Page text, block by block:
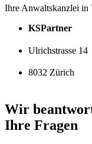
Ihre Anwaltskanzlei in
KSPartner
Ulrichstrasse 14
8032 Zürich
Wir
Ihre Fragen